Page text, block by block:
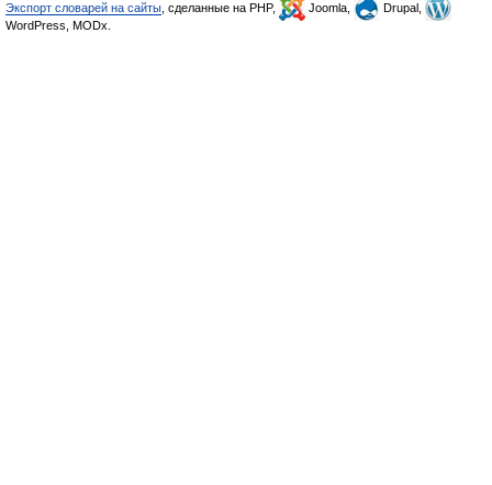
Экспорт словарей на сайты , сделанные на PHP, Joomla,
Drupal,
WordPress, MODx.